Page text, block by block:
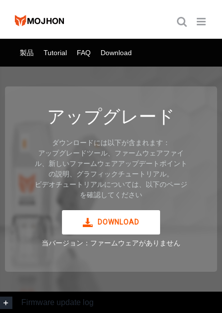
製品 Tutorial FAQ Download
アップグレード
ダウンロードには以下が含まれます：
アップグレードツール、ファームウェアファイ
ル、新しいファームウェアアップデートポイント
の説明、グラフィックチュートリアル。
ビデオチュートリアルについては、以下のページ
を確認してください
DOWNLOAD
当バージョン：ファームウェアがありません
Firmware update log